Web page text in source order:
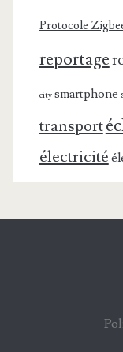
Protocole
reportage
city smartphone
transport
électricité